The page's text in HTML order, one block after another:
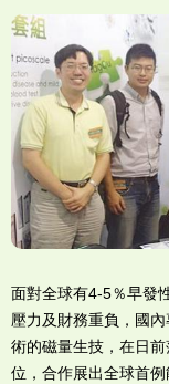
面對全球有4-5％早發
壓力及財務重負，國
術的磁量生技，在日
位，合作展出全球首